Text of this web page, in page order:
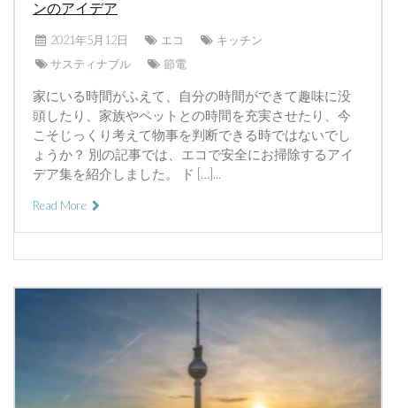
ンのアイデア
2021年5月12日 エコ
キッチン
サスティナブル
節電
家にいる時間がふえて、自分の時間ができて趣味に没
頭したり、家族やペットとの時間を充実させたり、今
こそじっくり考えて物事を判断できる時ではないでし
ょうか？ 別の記事では、エコで安全にお掃除するアイ
デア集を紹介しました。 ド […]...
Read More